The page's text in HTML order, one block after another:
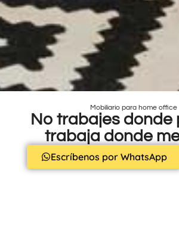
Mobiliario para home office
No trabajes donde
trabaja donde
Escríbenos por WhatsApp